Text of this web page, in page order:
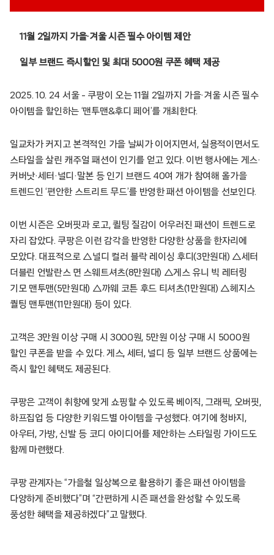
11월 2일까지 가을·겨울 시즌 필수 아이템 제안
일부 브랜드 즉시할인 및 최대 5000원 쿠폰 혜택 제공
2025. 10. 24 서울 – 쿠팡이 오는 11월 2일까지 가을·겨울 시즌 필수
아이템을 할인하는 ‘맨투맨&후디 페어’를 개최한다.
일교차가 커지고 본격적인 가을 날씨가 이어지면서, 실용적이면서도
스타일을 살린 캐주얼 패션이 인기를 얻고 있다. 이번 행사에는 게스·
커버낫·세터·널디·말본 등 인기 브랜드 40여 개가 참여해 올가을
트렌드인 ‘편안한 스트리트 무드’를 반영한 패션 아이템을 선보인다.
이번 시즌은 오버핏과 로고, 퀼팅 질감이 어우러진 패션이 트렌드로
자리 잡았다. 쿠팡은 이런 감각을 반영한 다양한 상품을 한자리에
모았다. 대표적으로 △널디 컬러 블락 레이싱 후디(3만원대) △세터
더블린 언발란스 면 스웨트셔츠(8만원대) △게스 유니 빅 레터링
기모 맨투맨(5만원대) △까웨 코튼 후드 티셔츠(1만원대) △헤지스
퀄팅 맨투맨(11만원대) 등이 있다.
고객은 3만원 이상 구매 시 3000원, 5만원 이상 구매 시 5000원
할인 쿠폰을 받을 수 있다. 게스, 세터, 널디 등 일부 브랜드 상품에는
즉시 할인 혜택도 제공된다.
쿠팡은 고객이 취향에 맞게 쇼핑할 수 있도록 베이직, 그래픽, 오버핏,
하프집업 등 다양한 키워드별 아이템을 구성했다. 여기에 청바지,
아우터, 가방, 신발 등 코디 아이디어를 제안하는 스타일링 가이드도
함께 마련했다.
쿠팡 관계자는 “가을철 일상복으로 활용하기 좋은 패션 아이템을
다양하게 준비했다”며 “간편하게 시즌 패션을 완성할 수 있도록
풍성한 혜택을 제공하겠다”고 말했다.